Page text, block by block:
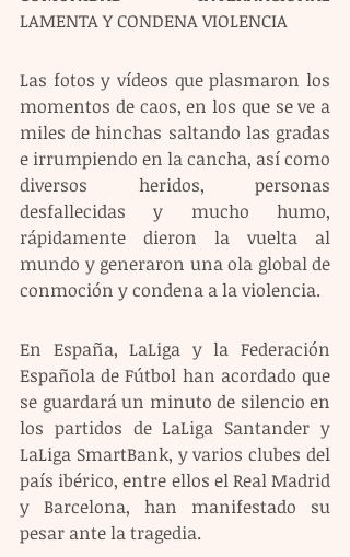
LAMENTA Y CONDENA VIOLENCIA
Las fotos y vídeos que plasmaron los
momentos de caos, en los que se ve a
miles de hinchas saltando las gradas
e irrumpiendo en la cancha, así como
diversos heridos, personas
desfallecidas y mucho humo,
rápidamente dieron la vuelta al
mundo y generaron una ola global de
conmoción y condena a la violencia.
En España, LaLiga y la Federación
Española de Fútbol han acordado que
se guardará un minuto de silencio en
los partidos de LaLiga Santander y
LaLiga SmartBank, y varios clubes del
país ibérico, entre ellos el Real Madrid
y Barcelona, han manifestado su
pesar ante la tragedia.